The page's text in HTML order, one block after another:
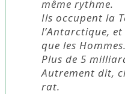
même rythme.
Ils occupent la
l’Antarctique,
que les Hommes.
Plus de 5
Autrement dit,
rat.